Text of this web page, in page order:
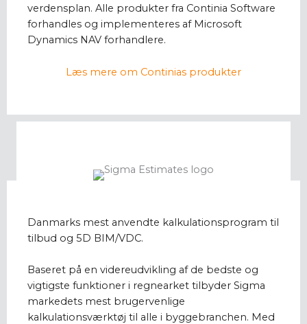
verdensplan. Alle produkter fra Continia Software
forhandles og implementeres af Microsoft
Dynamics NAV forhandlere.
Læs mere om Continias produkter
Danmarks mest anvendte kalkulationsprogram til
tilbud og 5D BIM/VDC.
Baseret på en videreudvikling af de bedste og
vigtigste funktioner i regnearket tilbyder Sigma
markedets mest brugervenlige
kalkulationsværktøj til alle i byggebranchen. Med